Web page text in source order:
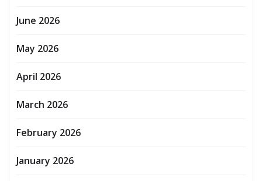
June 2026
May 2026
April 2026
March 2026
February 2026
January 2026